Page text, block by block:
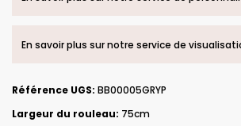
En savoir plus sur notre service de
Référence UGS: BB00005GRYP
Largeur du rouleau: 75cm